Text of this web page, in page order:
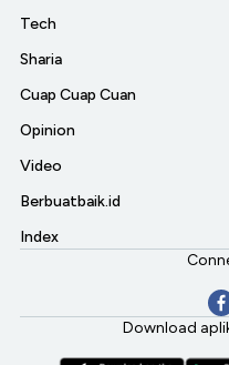
Tech
Sharia
Cuap Cuap Cuan
Opinion
Video
Berbuatbaik.id
Index
Download